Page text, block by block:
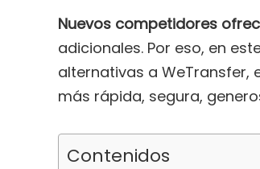
Nuevos competidores
adicionales. Por eso, en
alternativas a
más rápida, segura,
Contenidos